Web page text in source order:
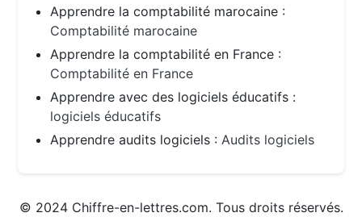
Apprendre la comptabilité marocaine :
Comptabilité marocaine
Apprendre la comptabilité en France :
Comptabilité en France
Apprendre avec des logiciels éducatifs :
logiciels éducatifs
Apprendre audits logiciels :Audits logiciels
© 2024 Chiffre-en-lettres.com. Tous droits réservés.